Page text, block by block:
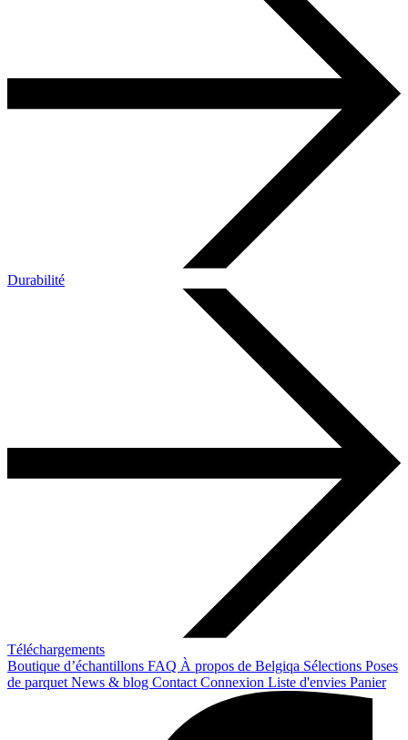
Durabilité
Téléchargements
Boutique d’échantillons FAQ À propos de Belgiqa Sélections Poses
de parquet News & blog Contact Connexion Liste d'envies Panier